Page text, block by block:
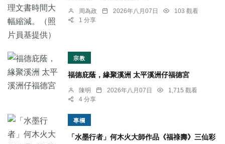
周為政 2026年八月07日
103 觀看
1 分享
宗教
福德庇蔭，緣聚溪洲 太平溪洲仔福德宮
陳明 2026年八月07日
1,715 觀看
4 分享
專欄
「水墨行者」何木火大師作品《福祿壽》三仙彩